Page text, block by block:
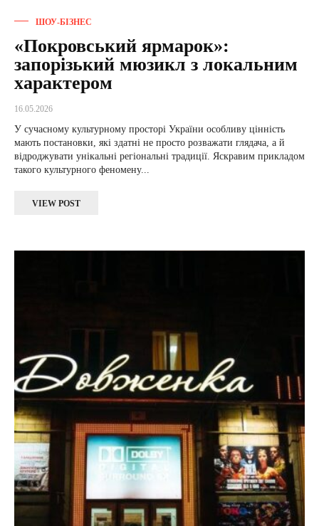
ШОУ-БІЗНЕС
«Покровський ярмарок»:
запорізький мюзикл з локальним
характером
16.05.2026
У сучасному культурному просторі України особливу цінність
мають постановки, які здатні не просто розважати глядача, а й
відроджувати унікальні регіональні традиції. Яскравим прикладом
такого культурного феномену...
VIEW POST